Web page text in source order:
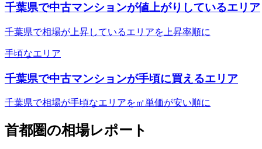
千葉県で中古マンションが値上がりしているエリア
千葉県で相場が上昇しているエリアを上昇率順に
手頃なエリア
千葉県で中古マンションが手頃に買えるエリア
千葉県で相場が手頃なエリアを㎡単価が安い順に
首都圏の相場レポート